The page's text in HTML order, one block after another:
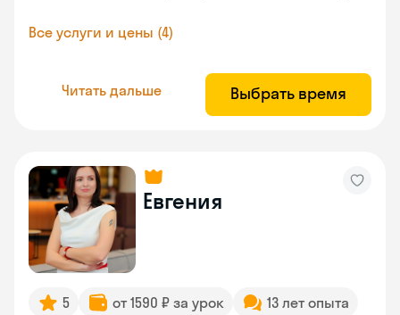
Все услуги и цены (4)
Читать дальше Выбрать время
Евгения
5 от 1590 ₽ за урок
13 лет опыта